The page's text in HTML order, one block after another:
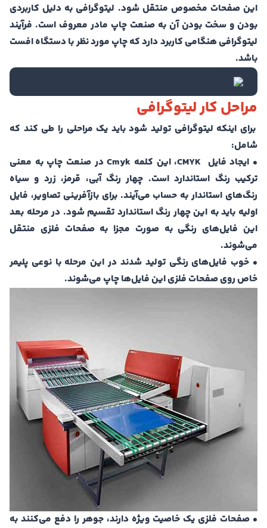
این صفحات مخصوص منتقل شود. لیتوگرافی به دلیل کاربردی
بودن و سخت بودن آن به صنعت چاپ مادر معروف است. فرآیند
لیتوگرافی هنگامی کاربرد دارد که چاپ مورد نظر با دستگاه افست
باشد.
مراحل کار لیتوگرافی
برای اینکه لیتوگرافی تولید شود باید یک مراحلی را طی کند که
شامل:
• ایجاد فایل‌ CMYK، این کلمه Cmyk در صنعت چاپ به معنی
ترکیب رنگ استاندارد است. چهار رنگ آبی، قرمز، زرد و سیاه
رنگ‌های استاندار به حساب می‌آیند. برای بازآفرینی تصاویر، فایل
اولیه باید به این چهار رنگ استاندارد تقسیم شود. در مرحله بعد
این فایل‌های رنگی به صورت مجزا به صفحات فلزی منتقل
می‌شوند.
• خوب فایل‌های رنگی تولید شدند در این مرحله با نوعی پلیمر
خاص روی صفحات فلزی این فایل‌ها چاپ می‌شوند.
• صفحات فلزی یک خاصیت ویژه دارند، جوهر را دفع می‌کنند به